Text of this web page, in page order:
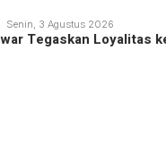
Senin, 3 Agustus 2026
Tegaskan Loyalitas